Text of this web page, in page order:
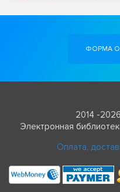
ФОРМА
2014 -
Электронная
Оплата,